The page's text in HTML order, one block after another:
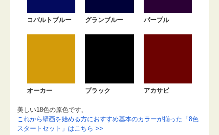
コバルトブルー グランブルー パープル
オーカー ブラック アカサビ
美しい18色の原色です。
これから壁画を始める方におすすめ基本のカラーが揃った「8色
スタートセット」はこちら >>